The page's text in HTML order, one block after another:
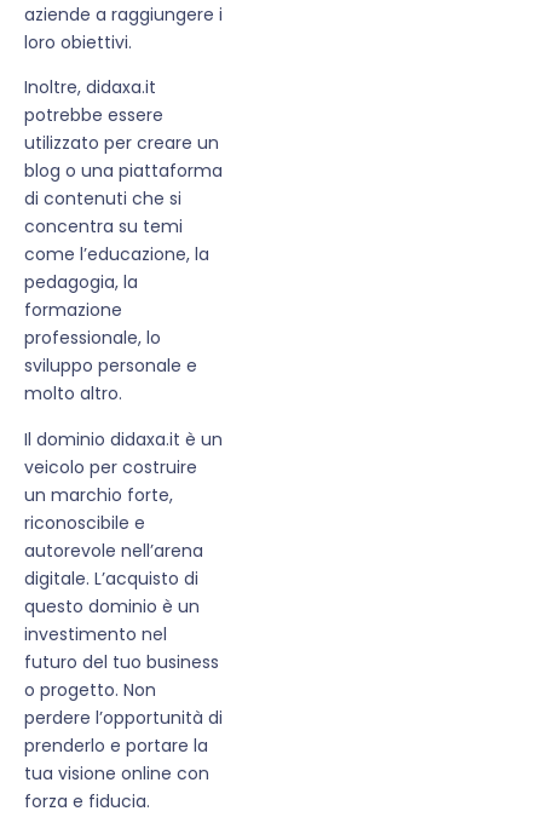
aziende a raggiungere i
loro obiettivi.
Inoltre, didaxa.it
potrebbe essere
utilizzato per creare un
blog o una piattaforma
di contenuti che si
concentra su temi
come l’educazione, la
pedagogia, la
formazione
professionale, lo
sviluppo personale e
molto altro.
Il dominio didaxa.it è un
veicolo per costruire
un marchio forte,
riconoscibile e
autorevole nell’arena
digitale. L’acquisto di
questo dominio è un
investimento nel
futuro del tuo business
o progetto. Non
perdere l’opportunità di
prenderlo e portare la
tua visione online con
forza e fiducia.